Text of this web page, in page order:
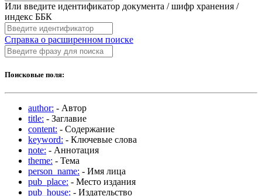
Или введите идентификатор документа / шифр хранения /
индекс ББК
Справка о расширенном поиске
Поисковые поля:
author: - Автор
title: - Заглавие
content: - Содержание
keyword: - Ключевые слова
note: - Аннотация
theme: - Тема
person_name: - Имя лица
pub_place: - Место издания
pub_house: - Издательство